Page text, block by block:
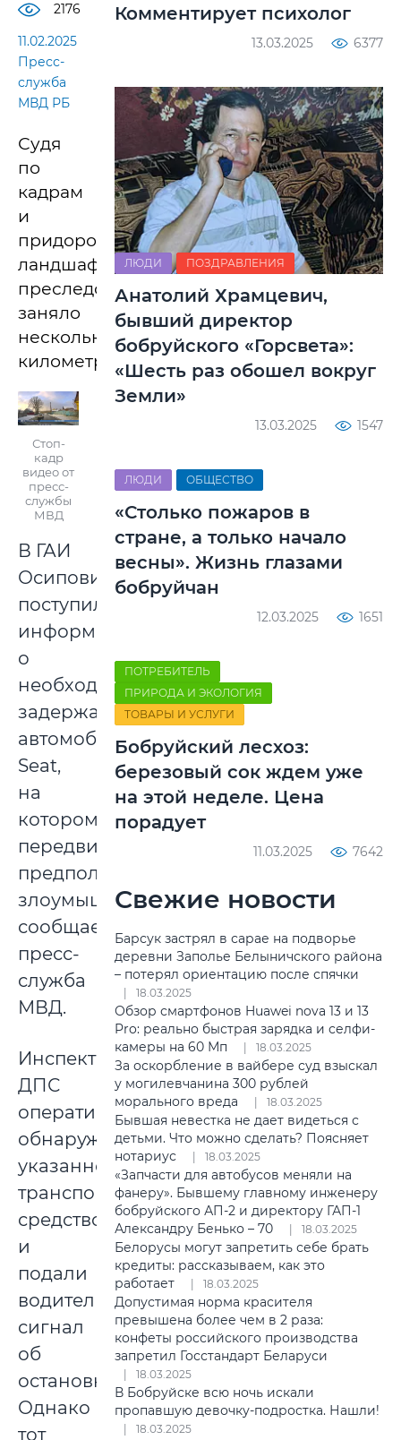
2176
11.02.2025
Пресс-
служба
МВД РБ
Судя
по
кадрам
и
придорожному
ландшафту,
преследование
заняло
несколько
километров.
Стоп-
кадр
видео от
пресс-
службы
МВД
В ГАИ
Осиповичей
поступила
информация
о
необходимости
задержания
автомобиля
Seat,
на
котором
передвигался
предполагаемый
злоумышленник,
сообщает
пресс-
служба
МВД.
Инспекторы
ДПС
оперативно
обнаружили
указанное
транспортное
средство
и
подали
водителю
сигнал
об
остановке.
Однако
тот
Комментирует психолог
13.03.2025 6377
ЛЮДИ ПОЗДРАВЛЕНИЯ
Анатолий Храмцевич,
бывший директор
бобруйского «Горсвета»:
«Шесть раз обошел вокруг
Земли»
13.03.2025 1547
ЛЮДИ ОБЩЕСТВО
«Столько пожаров в
стране, а только начало
весны». Жизнь глазами
бобруйчан
12.03.2025 1651
ПОТРЕБИТЕЛЬ
ПРИРОДА И ЭКОЛОГИЯ
ТОВАРЫ И УСЛУГИ
Бобруйский лесхоз:
березовый сок ждем уже
на этой неделе. Цена
порадует
11.03.2025 7642
Свежие новости
Барсук застрял в сарае на подворье
деревни Заполье Белыничского района
– потерял ориентацию после спячки
18.03.2025
Обзор смартфонов Huawei nova 13 и 13
Pro: реально быстрая зарядка и селфи-
камеры на 60 Мп
18.03.2025
За оскорбление в вайбере суд взыскал
у могилевчанина 300 рублей
морального вреда
18.03.2025
Бывшая невестка не дает видеться с
детьми. Что можно сделать? Поясняет
нотариус
18.03.2025
«Запчасти для автобусов меняли на
фанеру». Бывшему главному инженеру
бобруйского АП-2 и директору ГАП-1
Александру Бенько – 70
18.03.2025
Белорусы могут запретить себе брать
кредиты: рассказываем, как это
работает
18.03.2025
Допустимая норма красителя
превышена более чем в 2 раза:
конфеты российского производства
запретил Госстандарт Беларуси
18.03.2025
В Бобруйске всю ночь искали
пропавшую девочку-подростка. Нашли!
18.03.2025